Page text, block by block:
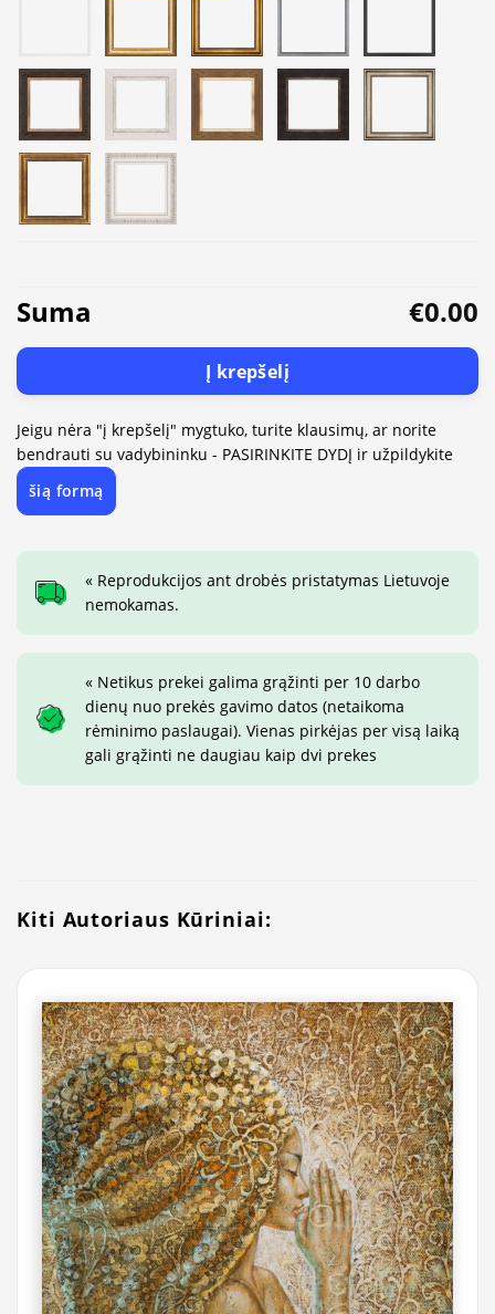
Suma €0.00
Į krepšelį
Jeigu nėra "į krepšelį" mygtuko, turite klausimų, ar norite
bendrauti su vadybininku - PASIRINKITE DYDĮ ir užpildykite
šią formą
« Reprodukcijos ant drobės pristatymas Lietuvoje
nemokamas.
« Netikus prekei galima grąžinti per 10 darbo
dienų nuo prekės gavimo datos (netaikoma
rėminimo paslaugai). Vienas pirkėjas per visą laiką
gali grąžinti ne daugiau kaip dvi prekes
Kiti Autoriaus Kūriniai: